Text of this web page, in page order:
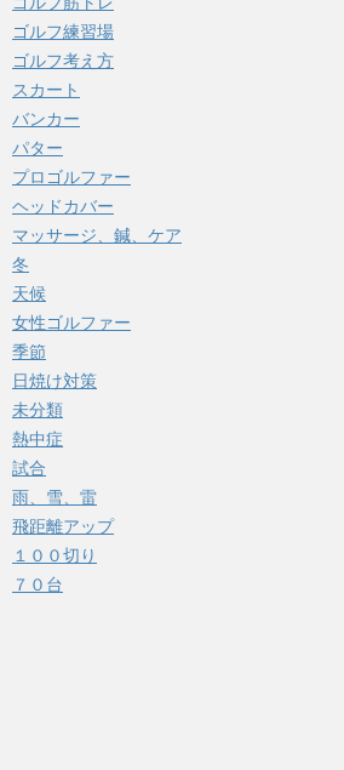
ゴルフ練習場
ゴルフ考え方
スカート
バンカー
パター
プロゴルファー
ヘッドカバー
マッサージ、鍼、ケア
冬
天候
女性ゴルファー
季節
日焼け対策
未分類
熱中症
試合
雨、雪、雷
飛距離アップ
１００切り
７０台